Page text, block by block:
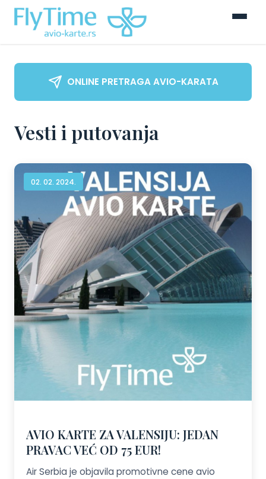
ONLINE PRETRAGA AVIO-KARATA
Vesti i putovanja
02. 02. 2024.
AVIO KARTE ZA VALENSIJU: JEDAN
PRAVAC VEĆ OD 75 EUR!
Air Serbia je objavila promotivne cene avio